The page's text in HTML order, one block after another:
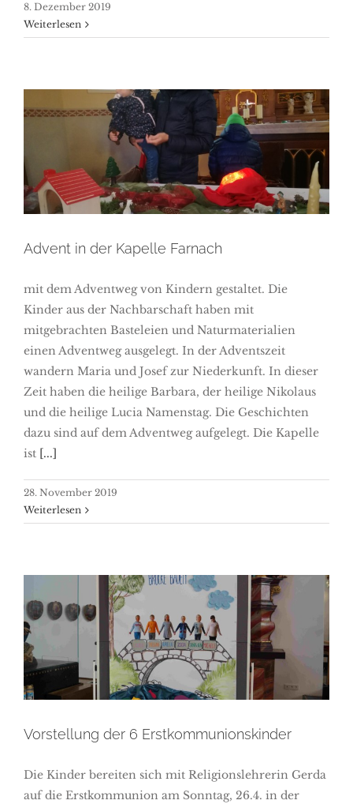
8. Dezember 2019
Weiterlesen
Advent in der Kapelle Farnach
Advent in der Kapelle Farnach
mit dem Adventweg von Kindern gestaltet. Die
Kinder aus der Nachbarschaft haben mit
mitgebrachten Basteleien und Naturmaterialien
einen Adventweg ausgelegt. In der Adventszeit
wandern Maria und Josef zur Niederkunft. In dieser
Zeit haben die heilige Barbara, der heilige Nikolaus
und die heilige Lucia Namenstag. Die Geschichten
dazu sind auf dem Adventweg aufgelegt. Die Kapelle
ist [...]
28. November 2019
Weiterlesen
Vorstellung der 6
Erstkommunionskinder
Vorstellung der 6 Erstkommunionskinder
Die Kinder bereiten sich mit Religionslehrerin Gerda
auf die Erstkommunion am Sonntag, 26.4. in der